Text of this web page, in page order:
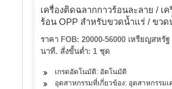
เครื่องติดฉลากกาวร้อนละลาย / เ
ร้อน OPP สำหรับขวดน้ำแร่ / ขวด
ราคา FOB: 20000-56000 เหรียญสหรั
นาที. สั่งขั้นต่ำ: 1 ชุด
เกรดอัตโนมัติ: อัตโนมัติ
อุตสาหกรรมที่เกี่ยวข้อง: อุตสาหกรรมเ